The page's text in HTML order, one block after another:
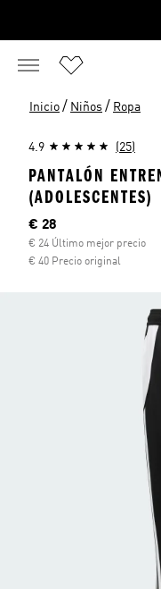
Inicio / Niños / Ropa
4.9 (25)
PANTALÓN
(ADOLESCENTES)
Precio actual
€ 28
€ 24 Último mejor precio
€ 40 Precio original